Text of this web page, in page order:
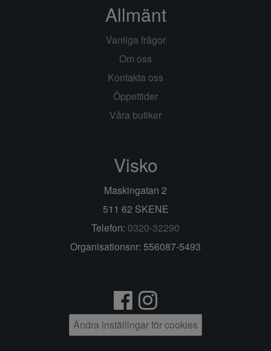
Allmänt
Vanliga frågor
Om oss
Kontakta oss
Öppettider
Våra butiker
Visko
Maskingatan 2
511 62 SKENE
Telefon: 0320-32290
Organisationsnr: 556087-5493
Ändra inställingar för cookies